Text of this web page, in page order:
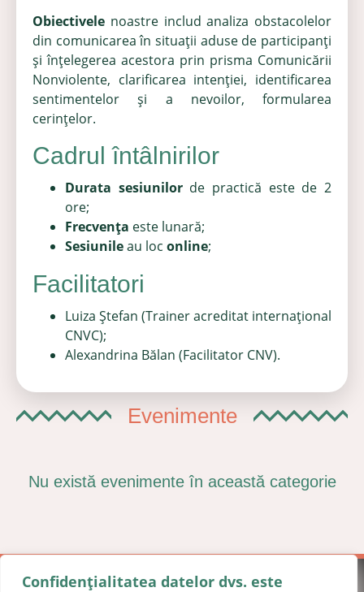
Confidențialitatea datelor dvs. este
Obiectivele noastre includ analiza obstacolelor
din comunicarea în situații aduse de participanți
și înțelegerea acestora prin prisma Comunicării
Nonviolente, clarificarea intenției, identificarea
sentimentelor și a nevoilor, formularea
cerințelor.
Cadrul întâlnirilor
Durata sesiunilorde practică este de 2
ore;
Frecvența este lunară;
Sesiunileau loc online;
Facilitatori
Luiza Ștefan (Traineracreditat internațional
CNVC);
Alexandrina Bălan (Facilitator CNV).
Evenimente
Nu există evenimente în această categorie